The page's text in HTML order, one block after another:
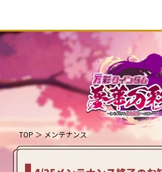
TOP＞メンテナンス